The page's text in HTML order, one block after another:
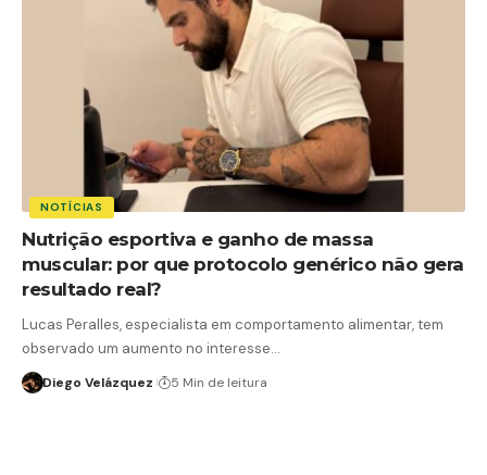
NOTÍCIAS
Nutrição esportiva e ganho de massa
muscular: por que protocolo genérico não gera
resultado real?
Lucas Peralles, especialista em comportamento alimentar, tem
observado um aumento no interesse…
Diego Velázquez 5 Min de leitura